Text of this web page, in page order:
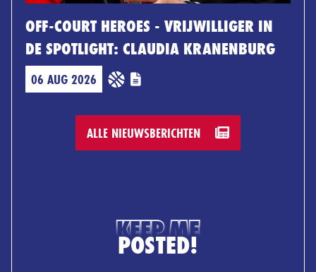
OFF-COURT HEROES - VRIJWILLIGER IN
DE SPOTLIGHT: CLAUDIA KRANENBURG
06 AUG 2026
ALLE NIEUWSBERICHTEN
KEEP ME
POSTED!